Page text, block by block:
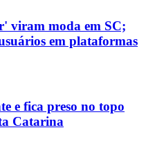
viram moda em SC;
em plataformas
e fica preso no topo
Catarina